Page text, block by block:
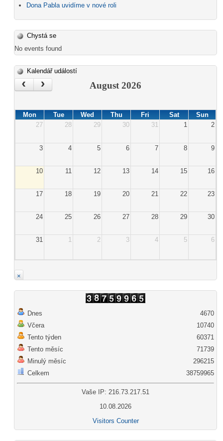
Dona Pabla uvidíme v nové roli
Chystá se
No events found
Kalendář událostí
‹ › August 2026
Mon Tue Wed Thu Fri Sat
Sun
27
28 29 30 31 1 2
3 4 5 6 7 8 9
10 11 12 13 14 15 16
17 18 19 20 21 22 23
24 25 26 27 28 29 30
31 1 2 3 4 5 6
×
Dnes
Včera
Tento týden
Tento měsíc
Minulý měsíc
Celkem
4670
10740
60371
71739
296215
38759965
Vaše IP: 216.73.217.51
10.08.2026
Visitors Counter